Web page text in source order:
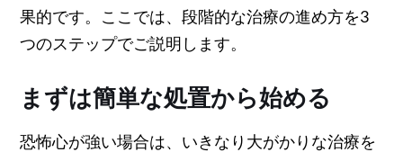
果的です。ここでは、段階的な治療の進め方を3
つのステップでご説明します。
まずは簡単な処置から始める
恐怖心が強い場合は、いきなり大がかりな治療を